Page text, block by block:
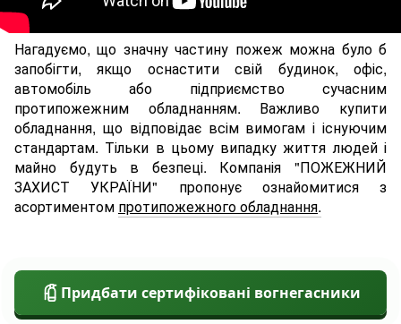
Нагадуємо, що значну частину пожеж можна було б
запобігти, якщо оснастити свій будинок, офіс,
автомобіль або підприємство сучасним
протипожежним обладнанням. Важливо купити
обладнання, що відповідає всім вимогам і існуючим
стандартам. Тільки в цьому випадку життя людей і
майно будуть в безпеці. Компанія "ПОЖЕЖНИЙ
ЗАХИСТ УКРАЇНИ" пропонує ознайомитися з
асортиментом протипожежного обладнання.
Придбати сертифіковані вогнегасники